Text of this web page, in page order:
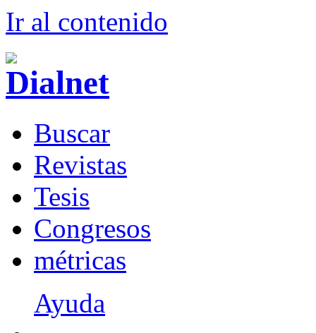
Ir al contenido
Buscar
Revistas
Tesis
Congresos
métricas
Ayuda